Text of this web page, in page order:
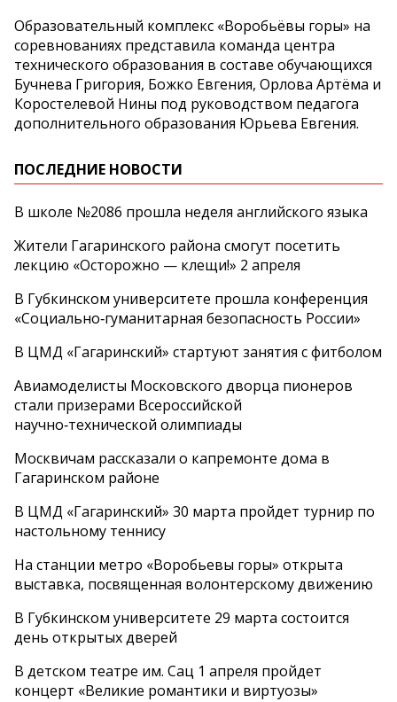
Образовательный комплекс «Воробьёвы горы» на
соревнованиях представила команда центра
технического образования в составе обучающихся
Бучнева Григория, Божко Евгения, Орлова Артёма и
Коростелевой Нины под руководством педагога
дополнительного образования Юрьева Евгения.
ПОСЛЕДНИЕ НОВОСТИ
В школе №2086 прошла неделя английского языка
Жители Гагаринского района смогут посетить
лекцию «Осторожно — клещи!» 2 апреля
В Губкинском университете прошла конференция
«Социально‑гуманитарная безопасность России»
В ЦМД «Гагаринский» стартуют занятия с фитболом
Авиамоделисты Московского дворца пионеров
стали призерами Всероссийской
научно‑технической олимпиады
Москвичам рассказали о капремонте дома в
Гагаринском районе
В ЦМД «Гагаринский» 30 марта пройдет турнир по
настольному теннису
На станции метро «Воробьевы горы» открыта
выставка, посвященная волонтерскому движению
В Губкинском университете 29 марта состоится
день открытых дверей
В детском театре им. Сац 1 апреля пройдет
концерт «Великие романтики и виртуозы»